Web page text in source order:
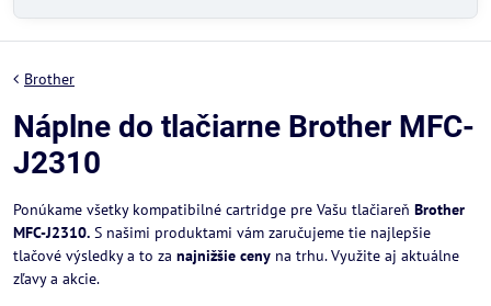
Brother
Náplne do tlačiarne Brother MFC-
J2310
Ponúkame všetky kompatibilné cartridge pre Vašu tlačiareň Brother
MFC-J2310. S našimi produktami vám zaručujeme tie najlepšie
tlačové výsledky a to za najnižšie ceny na trhu. Využite aj aktuálne
zľavy a akcie.